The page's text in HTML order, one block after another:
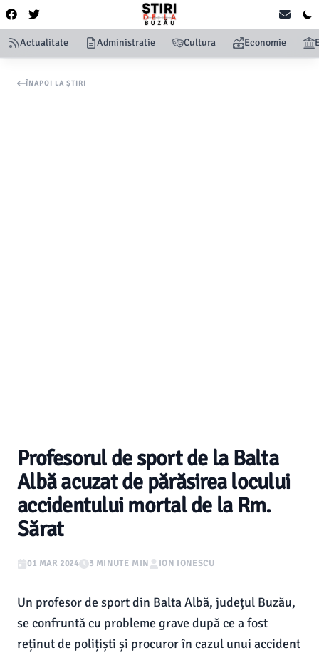
Actualitate Administratie Cultura Economie
ÎNAPOI LA ȘTIRI
Profesorul de sport de la Balta
Albă acuzat de părăsirea locului
accidentului mortal de la Rm.
Sărat
01 MAR 2024 3 MINUTE MIN ION IONESCU
Un profesor de sport din Balta Albă, județul Buzău,
se confruntă cu probleme grave după ce a fost
reținut de polițiști și procuror în cazul unui accident